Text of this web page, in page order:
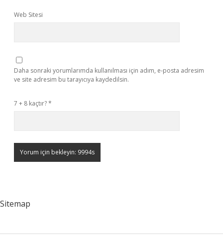
Web Sitesi
Daha sonraki yorumlarımda kullanılması için adım, e-posta adresim
ve site adresim bu tarayıcıya kaydedilsin.
7 + 8 kaçtır?*
Sitemap